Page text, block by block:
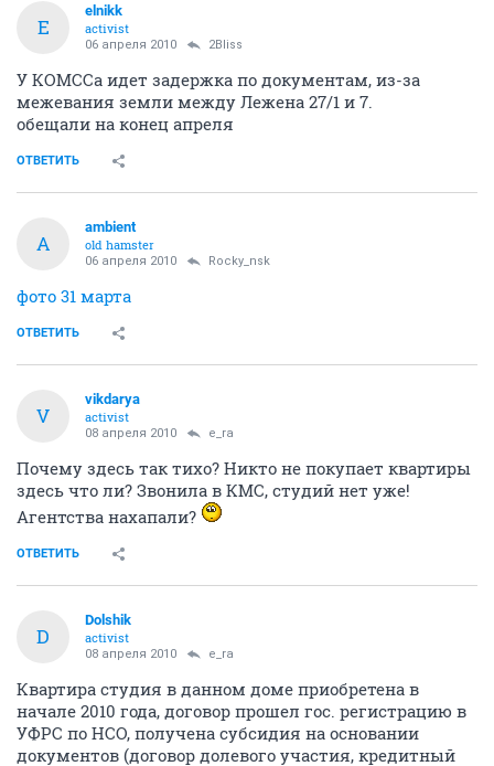
E
elnikk
activist
06 апреля 2010 2Bliss
У КОМССа идет задержка по документам, из-за
межевания земли между Лежена 27/1 и 7.
обещали на конец апреля
ОТВЕТИТЬ
A
ambient
old hamster
06 апреля 2010 Rocky_nsk
фото 31 марта
ОТВЕТИТЬ
V
vikdarya
activist
08 апреля 2010 e_ra
Почему здесь так тихо? Никто не покупает квартиры
здесь что ли? Звонила в КМС, студий нет уже!
Агентства нахапали?
ОТВЕТИТЬ
D
Dolshik
activist
08 апреля 2010 e_ra
Квартира студия в данном доме приобретена в
начале 2010 года, договор прошел гос. регистрацию в
УФРС по НСО, получена субсидия на основании
документов (договор долевого участия, кредитный